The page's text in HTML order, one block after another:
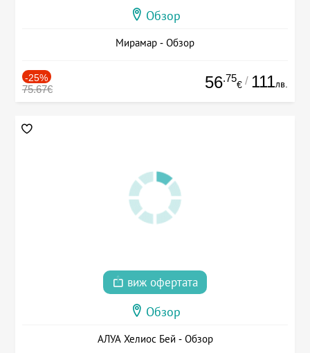
Обзор
Мирамар - Обзор
-25%
75.67€ 56.75
€ / 111лв.
виж офертата
Обзор
АЛУА Хелиос Бей - Обзор